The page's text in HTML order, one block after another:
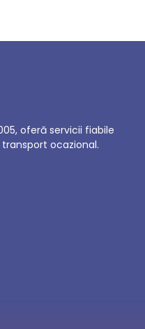
oferă servicii fiabile
ocazional.